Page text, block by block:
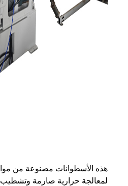
هذه الأسطوانات مصنوعة من
لمعالجة حرارية صارمة